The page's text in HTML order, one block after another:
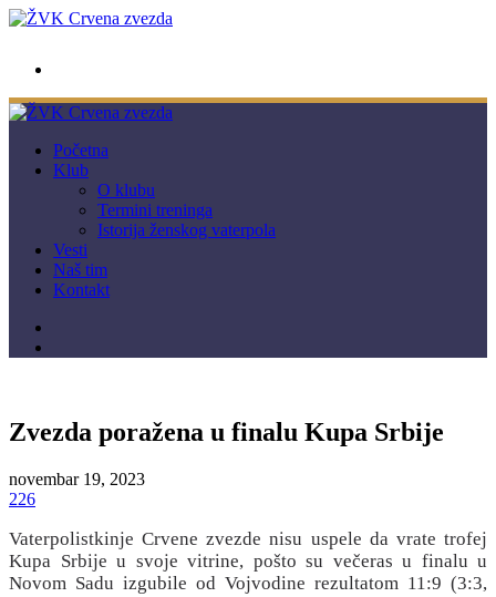
Početna
Klub
O klubu
Termini treninga
Istorija ženskog vaterpola
Vesti
Naš tim
Kontakt
Zvezda poražena u finalu Kupa Srbije
novembar 19, 2023
226
Vaterpolistkinje Crvene zvezde nisu uspele da vrate trofej
Kupa Srbije u svoje vitrine, pošto su večeras u finalu u
Novom Sadu izgubile od Vojvodine rezultatom 11:9 (3:3,